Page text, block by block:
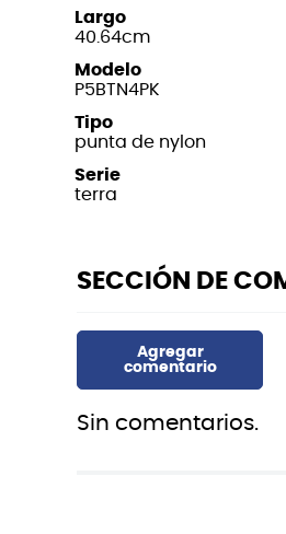
Largo
40.64cm
Modelo
P5BTN4PK
Tipo
punta de nylon
Serie
terra
Sin comentarios.